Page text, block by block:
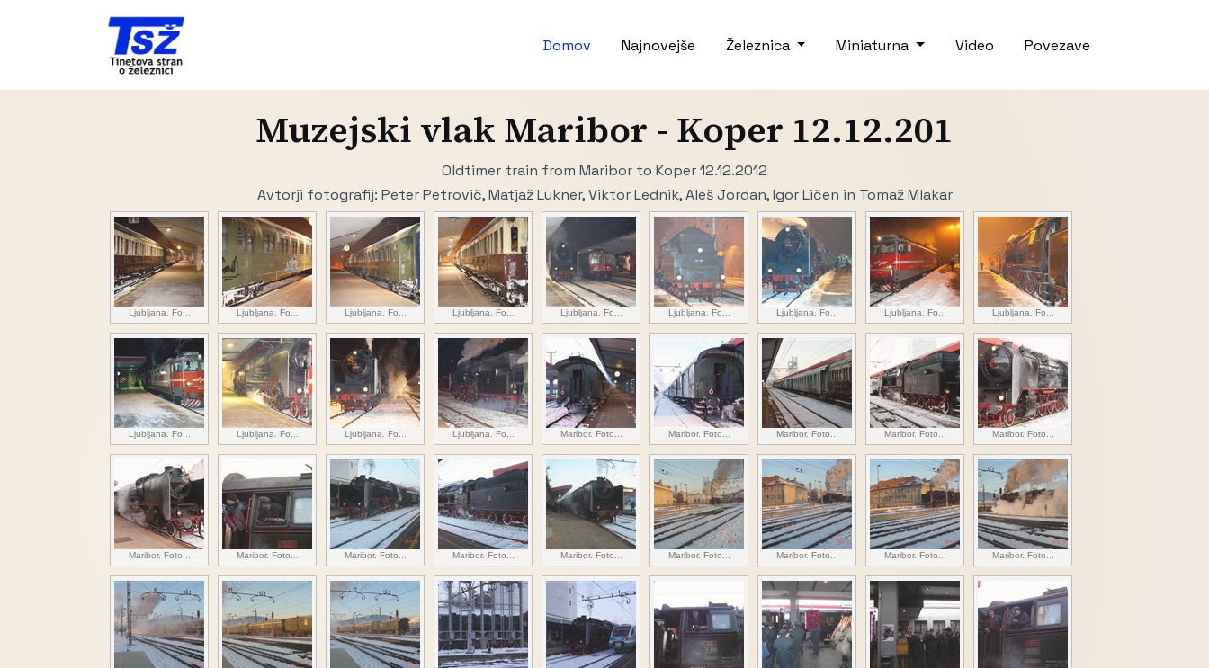
Domov Najnovejše Železnica Miniaturna Video Povezave
Muzejski vlak Maribor - Koper 12.12.201
Oldtimer train from Maribor to Koper 12.12.2012
Avtorji fotografij: Peter Petrovič, Matjaž Lukner, Viktor Lednik, Aleš Jordan, Igor Ličen in Tomaž Mlakar
Ljubljana. Fo... Ljubljana. Fo... Ljubljana. Fo... Ljubljana. Fo... Ljubljana. Fo... Ljubljana. Fo... Ljubljana. Fo... Ljubljana. Fo... Ljubljana. Fo...
Ljubljana. Fo... Ljubljana. Fo... Ljubljana. Fo... Ljubljana. Fo... Maribor. Foto... Maribor. Foto... Maribor. Foto... Maribor. Foto... Maribor. Foto...
Maribor. Foto... Maribor. Foto... Maribor. Foto... Maribor. Foto... Maribor. Foto... Maribor. Foto... Maribor. Foto... Maribor. Foto... Maribor. Foto...